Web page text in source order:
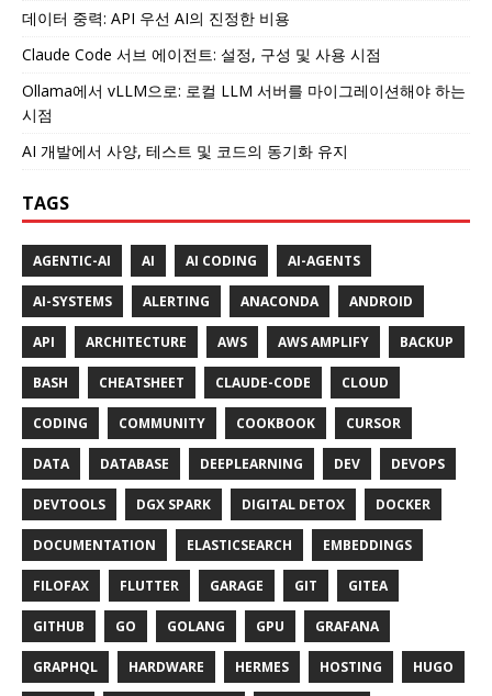
데이터 중력: API 우선 AI의 진정한 비용
Claude Code 서브 에이전트: 설정, 구성 및 사용 시점
Ollama에서 vLLM으로: 로컬 LLM 서버를 마이그레이션해야 하는
시점
AI 개발에서 사양, 테스트 및 코드의 동기화 유지
TAGS
AGENTIC-AI AI AI CODING AI-AGENTS
AI-SYSTEMS ALERTING ANACONDA ANDROID
API ARCHITECTURE AWS AWS AMPLIFY BACKUP
BASH CHEATSHEET CLAUDE-CODE CLOUD
CODING COMMUNITY COOKBOOK CURSOR
DATA DATABASE DEEPLEARNING DEV DEVOPS
DEVTOOLS DGX SPARK DIGITAL DETOX DOCKER
DOCUMENTATION ELASTICSEARCH EMBEDDINGS
FILOFAX FLUTTER GARAGE GIT GITEA
GITHUB GO GOLANG GPU GRAFANA
GRAPHQL HARDWARE HERMES HOSTING HUGO